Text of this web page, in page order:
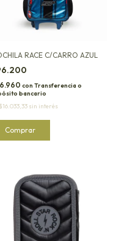
RACE C/CARRO AZUL
con Transferencia o
bancario
$16.033,33 sin interés